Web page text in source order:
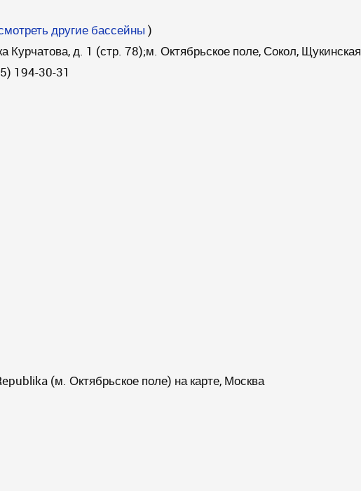
другие бассейны )
Курчатова, д. 1 (стр. 78);м. Октябрьское поле, Сокол, Щукинская
194-30-31
(м. Октябрьское поле) на карте, Москва